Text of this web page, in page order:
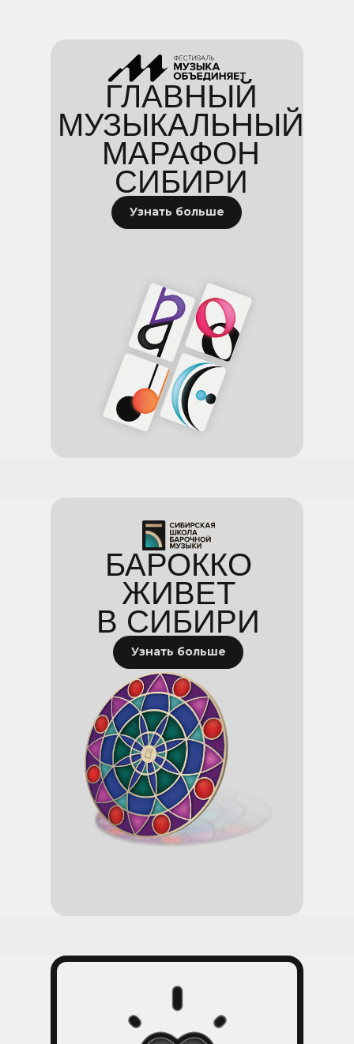
ГЛАВНЫЙ
МУЗЫКАЛЬНЫЙ
МАРАФОН
СИБИРИ
Узнать больше
БАРОККО
ЖИВЕТ
В СИБИРИ
Узнать больше